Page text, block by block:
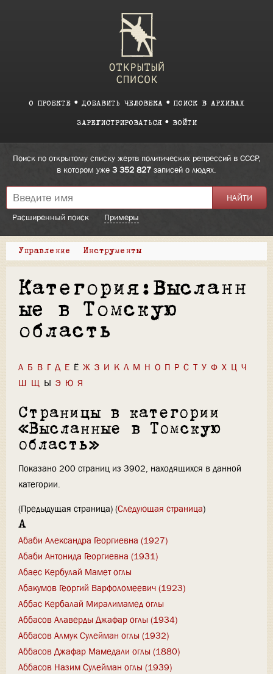
О ПРОЕКТЕ ДОБАВИТЬ ЧЕЛОВЕКА ПОИСК В АРХИВАХ
ЗАРЕГИСТРИРОВАТЬСЯ ВОЙТИ
Поиск по открытому списку жертв политических репрессий в СССР,
в котором уже 3 352 827 записей о людях.
Расширенный поиск Примеры
Управление Инструменты
Категория:Высланн
ые в Томскую
область
А Б В Г Д Е Ё Ж З И К Л М Н О П Р С Т У Ф Х Ц Ч
Ш Щ Ы Э Ю Я
Страницы в категории
«Высланные в Томскую
область»
Показано 200 страниц из 3902, находящихся в данной
категории.
(Предыдущая страница) (Следующая страница)
А
Абаби Александра Георгиевна (1927)
Абаби Антонида Георгиевна (1931)
Абаес Кербулай Мамет оглы
Абакумов Георгий Варфоломеевич (1923)
Аббас Кербалай Миралимамед оглы
Аббасов Алаверды Джафар оглы (1934)
Аббасов Алмук Сулейман оглы (1932)
Аббасов Джафар Мамедали оглы (1880)
Аббасов Назим Сулейман оглы (1939)